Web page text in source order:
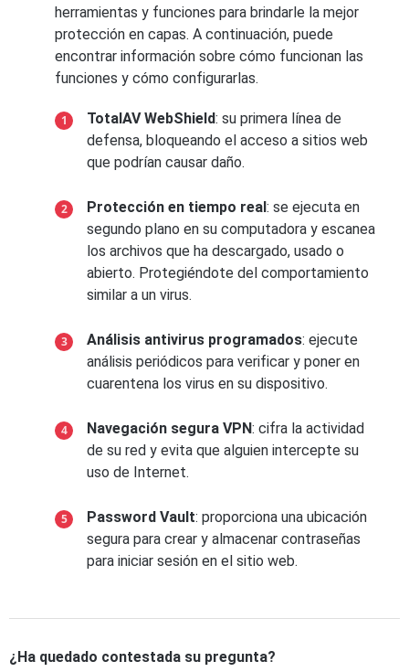
herramientas y funciones para brindarle la mejor
protección en capas. A continuación, puede
encontrar información sobre cómo funcionan las
funciones y cómo configurarlas.
TotalAV WebShield: su primera línea de
defensa, bloqueando el acceso a sitios web
que podrían causar daño.
Protección en tiempo real: se ejecuta en
segundo plano en su computadora y escanea
los archivos que ha descargado, usado o
abierto. Protegiéndote del comportamiento
similar a un virus.
Análisis antivirus programados: ejecute
análisis periódicos para verificar y poner en
cuarentena los virus en su dispositivo.
Navegación segura VPN: cifra la actividad
de su red y evita que alguien intercepte su
uso de Internet.
Password Vault: proporciona una ubicación
segura para crear y almacenar contraseñas
para iniciar sesión en el sitio web.
¿Ha quedado contestada su pregunta?